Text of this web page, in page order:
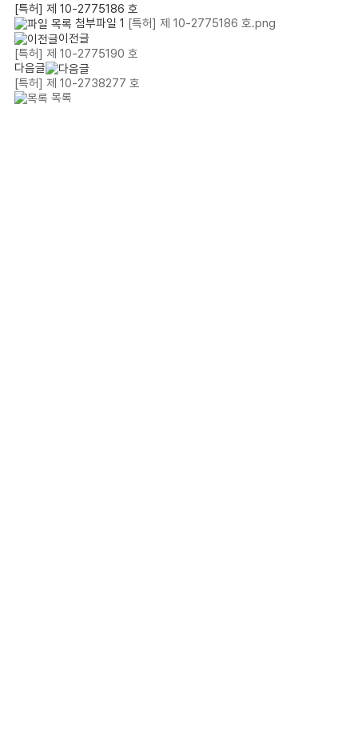
[특허] 제 10-2775186 호
첨부파일 1 [특허] 제 10-2775186 호.png
이전글
[특허] 제 10-2775190 호
다음글
[특허] 제 10-2738277 호
목록